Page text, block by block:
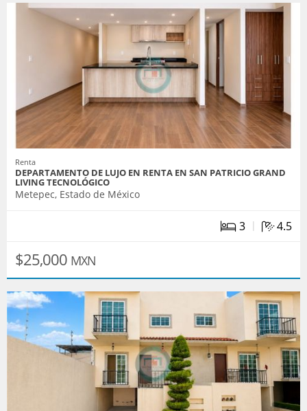
Renta
DEPARTAMENTO DE LUJO EN RENTA EN SAN PATRICIO GRAND
LIVING TECNOLÓGICO
Metepec, Estado de México
3 | 4.5
$25,000 MXN